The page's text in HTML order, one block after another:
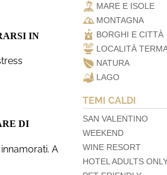
IN
DI
A
MARE E ISOLE
MONTAGNA
BORGHI E CITTÀ
LOCALITÀ
NATURA
LAGO
TEMI CALDI
SAN VALENTINO
WEEKEND
WINE RESORT
HOTEL ADULTS